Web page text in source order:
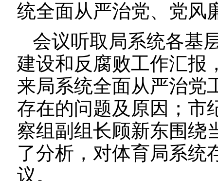
统全面从严治党、党风
会议听取局系统各基
建设和反腐败工作汇报
来局系统全面从严治党
存在的问题及原因；市
察组副组长顾新东围绕
了分析，对体育局系统
议。